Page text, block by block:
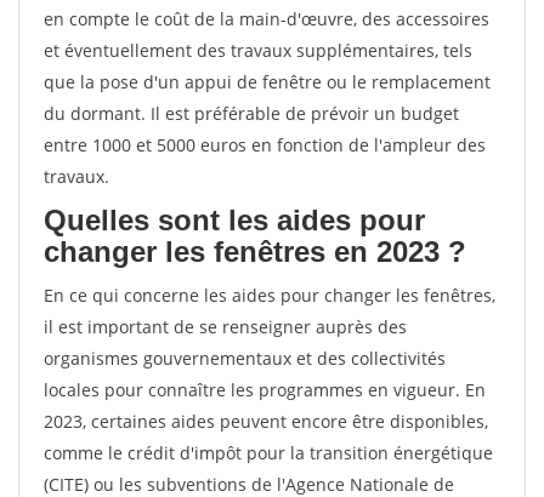
en compte le coût de la main-d'œuvre, des accessoires
et éventuellement des travaux supplémentaires, tels
que la pose d'un appui de fenêtre ou le remplacement
du dormant. Il est préférable de prévoir un budget
entre 1000 et 5000 euros en fonction de l'ampleur des
travaux.
Quelles sont les aides pour
changer les fenêtres en 2023 ?
En ce qui concerne les aides pour changer les fenêtres,
il est important de se renseigner auprès des
organismes gouvernementaux et des collectivités
locales pour connaître les programmes en vigueur. En
2023, certaines aides peuvent encore être disponibles,
comme le crédit d'impôt pour la transition énergétique
(CITE) ou les subventions de l'Agence Nationale de